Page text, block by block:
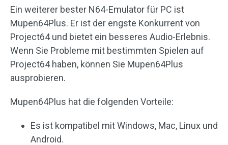
Ein weiterer bester N64-Emulator für PC ist
Mupen64Plus. Er ist der engste Konkurrent von
Project64 und bietet ein besseres Audio-Erlebnis.
Wenn Sie Probleme mit bestimmten Spielen auf
Project64 haben, können Sie Mupen64Plus
ausprobieren.
Mupen64Plus hat die folgenden Vorteile:
Es ist kompatibel mit Windows, Mac, Linux und
Android.